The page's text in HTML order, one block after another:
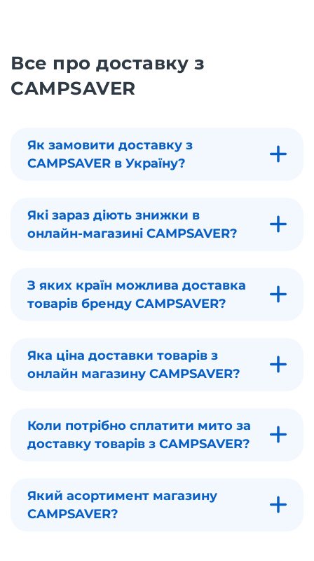
Все про доставку з
CAMPSAVER
Як замовити доставку з
CAMPSAVER в Україну?
Які зараз діють знижки в
онлайн-магазині CAMPSAVER?
З яких країн можлива доставка
товарів бренду CAMPSAVER?
Яка ціна доставки товарів з
онлайн магазину CAMPSAVER?
Коли потрібно сплатити мито за
доставку товарів з CAMPSAVER?
Який асортимент магазину
CAMPSAVER?